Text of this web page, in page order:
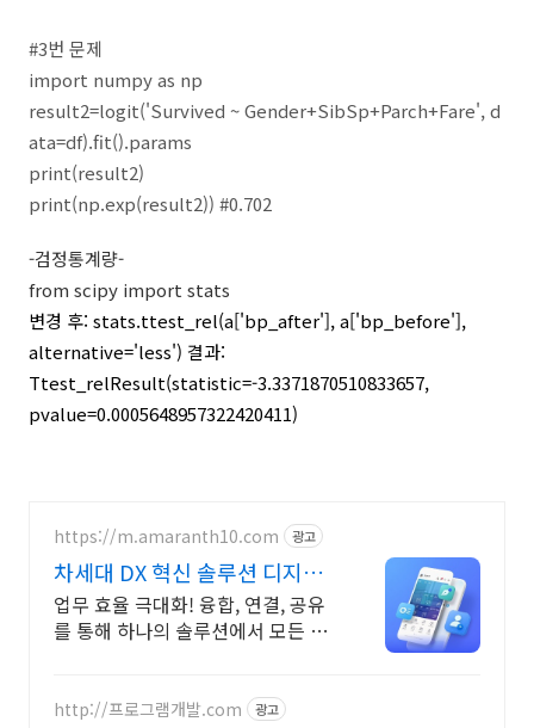
#3번 문제
import numpy as np
result2=logit('Survived ~ Gender+SibSp+Parch+Fare', d
ata=df).fit().params
print(result2)
print(np.exp(result2)) #0.702
-검정통계량-
from scipy import stats
변경 후: stats.ttest_rel(a['bp_after'], a['bp_before'],
alternative='less') 결과:
Ttest_relResult(statistic=-3.3371870510833657,
pvalue=0.0005648957322420411)
https://m.amaranth10.com 광고
차세대 DX 혁신 솔루션 디지털
혁신의 완성
업무 효율 극대화! 융합, 연결, 공유
를 통해 하나의 솔루션에서 모든 업
http://프로그램개발.com 광고